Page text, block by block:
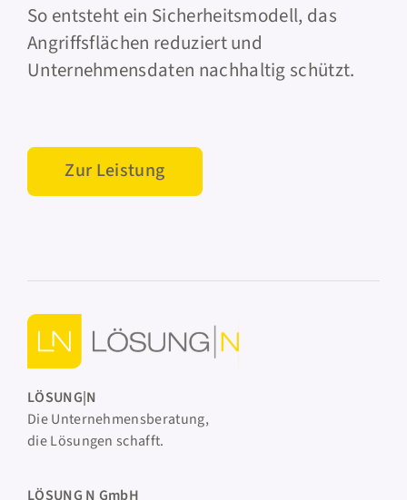
So entsteht ein Sicherheitsmodell, das
Angriffsflächen reduziert und
Unternehmensdaten nachhaltig schützt.
Zur Leistung
LÖSUNG|N
Die Unternehmensberatung,
die Lösungen schafft.
LÖSUNG N GmbH